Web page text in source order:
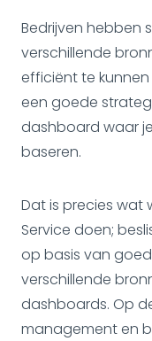
Bedrijven hebben
verschillende
efficiënt te
een goede
dashboard waar
baseren.
Dat is precies wat
Service doen;
op basis van
verschillende
dashboards. Op
management en